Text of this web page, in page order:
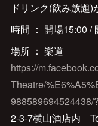
ドリンク(飲み放題)
時間 ： 開場15:00 /
場所 ： 楽道
https://
Theatre/
988589694524438/
2-3-7横山酒店内